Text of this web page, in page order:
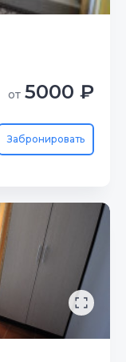
от 5000 ₽
Забронировать